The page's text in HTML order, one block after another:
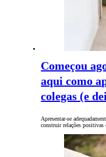
Começou
aqui como
colegas (e
Apresentar-se
construir relações